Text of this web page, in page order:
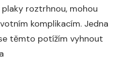
roztrhnou, mohou
komplikacím. Jedna
těmto potížím vyhnout